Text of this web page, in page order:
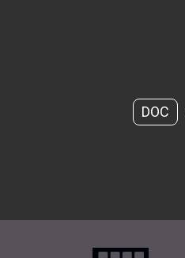
DOC